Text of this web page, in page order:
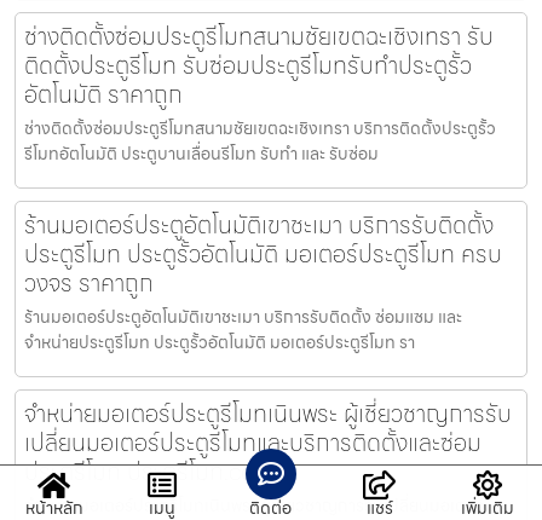
ช่างติดตั้งซ่อมประตูรีโมทสนามชัยเขตฉะเชิงเทรา รับ
ติดตั้งประตูรีโมท รับซ่อมประตูรีโมทรับทำประตูรั้ว
อัตโนมัติ ราคาถูก
ช่างติดตั้งซ่อมประตูรีโมทสนามชัยเขตฉะเชิงเทรา บริการติดตั้งประตูรั้ว
รีโมทอัตโนมัติ ประตูบานเลื่อนรีโมท รับทำ และ รับซ่อม
ร้านมอเตอร์ประตูอัตโนมัติเขาชะเมา บริการรับติดตั้ง
ประตูรีโมท ประตูรั้วอัตโนมัติ มอเตอร์ประตูรีโมท ครบ
วงจร ราคาถูก
ร้านมอเตอร์ประตูอัตโนมัติเขาชะเมา บริการรับติดตั้ง ซ่อมแซม และ
จำหน่ายประตูรีโมท ประตูรั้วอัตโนมัติ มอเตอร์ประตูรีโมท รา
จำหน่ายมอเตอร์ประตูรีโมทเนินพระ ผู้เชี่ยวชาญการรับ
เปลี่ยนมอเตอร์ประตูรีโมทและบริการติดตั้งและซ่อม
ประตูรีโมท ประตูรีโมท.com
จำหน่ายมอเตอร์ประตูรีโมทเนินพระ ผู้เชี่ยวชาญการรับเปลี่ยนมอเตอร์
หน้าหลัก เมนู ติดต่อ แชร์ เพิ่มเติม